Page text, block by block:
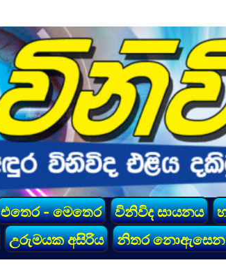
එතෙර - මෙතෙර විනිවිද සායනය
උරුමයක අසිරිය නිතර නොඇසෙන